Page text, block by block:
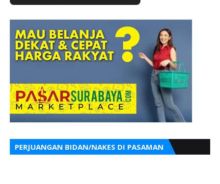
PERJUANGAN BIDAN/NAKES DI PASAMAN